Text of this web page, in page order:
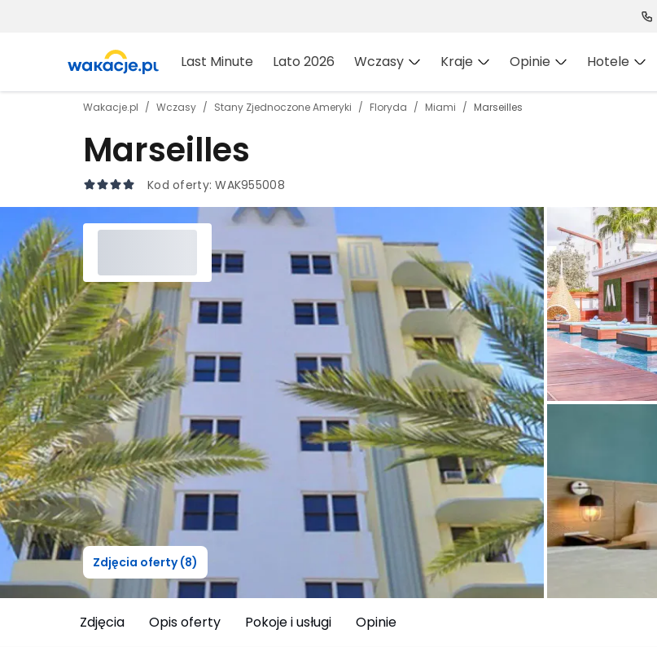
Last Minute Lato 2026 Wczasy Kraje Opinie Hotele
Wakacje.pl Wczasy Stany Zjednoczone Ameryki Floryda Miami Marseilles
Marseilles
Kod oferty:WAK955008
Zdjęcia oferty (8)
Zdjęcia Opis oferty Pokoje i usługi Opinie